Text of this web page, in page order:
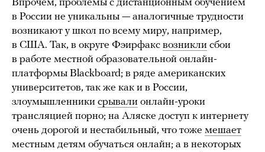
Впрочем, проблемы с дистанционным обучением
в России не уникальны — аналогичные трудности
возникают у школ по всему миру, например,
в США. Так, в округе Фэирфакс возникли сбои
в работе местной образовательной онлайн-
платформы Blackboard; в ряде американских
университетов, так же как и в России,
злоумышленники срывали онлайн-уроки
трансляцией порно; на Аляске доступ к интернету
очень дорогой и нестабильный, что тоже мешает
местным детям обучаться онлайн; а в некоторых